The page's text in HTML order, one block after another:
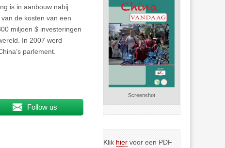
is in aanbouw nabij
de kosten van een
miljoen $ investeringen
In 2007 werd
parlement.
Follow us
Screenshot
Klik hier voor een PDF